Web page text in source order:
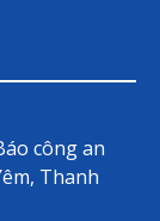
công an
Thanh